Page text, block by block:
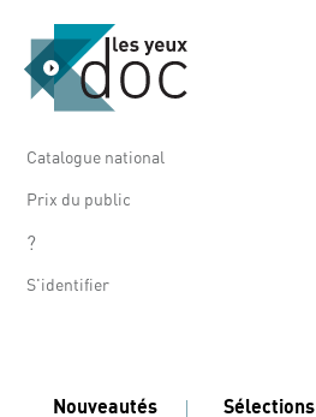
Catalogue national
Prix du public
?
S'identifier
Nouveautés Sélections